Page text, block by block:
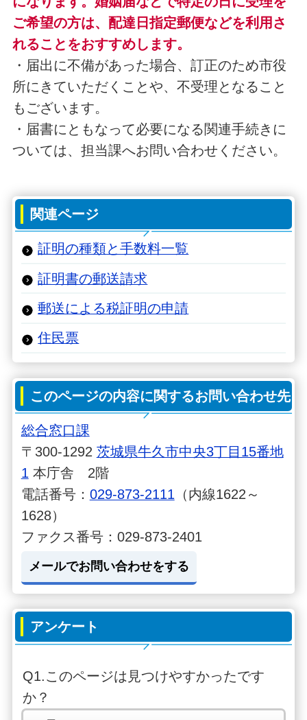
ご希望の方は、配達日指定郵便などを利用さ
れることをおすすめします。
・届出に不備があった場合、訂正のため市役
所にきていただくことや、不受理となること
もございます。
・届書にともなって必要になる関連手続きに
ついては、担当課へお問い合わせください。
関連ページ
証明の種類と手数料一覧
証明書の郵送請求
郵送による税証明の申請
住民票
このページの内容に関するお問い合わせ先
総合窓口課
〒300-1292 茨城県牛久市中央3丁目15番地
1 本庁舎 2階
電話番号： 029-873-2111 （内線1622～
1628）
ファクス番号：029-873-2401
メールでお問い合わせをする
アンケート
Q1.このページは見つけやすかったです
か？